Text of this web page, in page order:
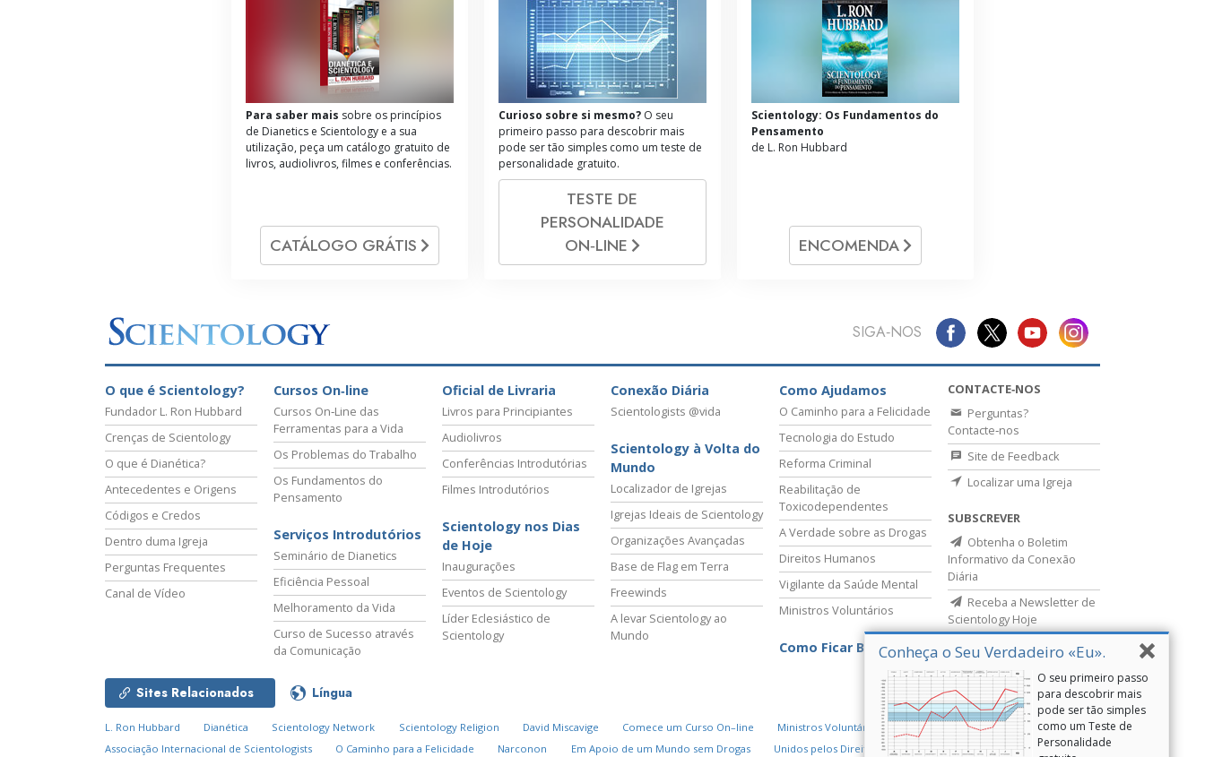
Conheça o Seu Verdadeiro «Eu».
O seu primeiro passo
para descobrir mais
pode ser tão simples
como um Teste de
Personalidade
Para saber mais sobre os princípios
de Dianetics e Scientology e a sua
utilização, peça um catálogo gratuito de
livros, audiolivros, filmes e conferências.
CATÁLOGO GRÁTIS
Curioso sobre si mesmo?O seu
primeiro passo para descobrir mais
pode ser tão simples como um teste de
personalidade gratuito.
TESTE DE
PERSONALIDADE
ON‑LINE
Scientology: Os Fundamentos do
Pensamento
de L. Ron Hubbard
ENCOMENDA
SIGA‑NOS
O que é Scientology?
Fundador L. Ron Hubbard
Crenças de Scientology
O que é Dianética?
Antecedentes e Origens
Códigos e Credos
Dentro duma Igreja
Perguntas Frequentes
Canal de Vídeo
Cursos On‑line
Cursos On‑Line das
Ferramentas para a Vida
Os Problemas do Trabalho
Os Fundamentos do
Pensamento
Serviços Introdutórios
Seminário de Dianetics
Eficiência Pessoal
Melhoramento da Vida
Curso de Sucesso através
da Comunicação
Oficial de Livraria
Livros para Principiantes
Audiolivros
Conferências Introdutórias
Filmes Introdutórios
Scientology nos Dias
de Hoje
Inaugurações
Eventos de Scientology
Líder Eclesiástico de
Scientology
Conexão Diária
Scientologists @vida
Scientology à Volta do
Mundo
Localizador de Igrejas
Igrejas Ideais de Scientology
Organizações Avançadas
Base de Flag em Terra
Freewinds
A levar Scientology ao
Mundo
Como Ajudamos
O Caminho para a Felicidade
Tecnologia do Estudo
Reforma Criminal
Reabilitação de
Toxicodependentes
A Verdade sobre as Drogas
Direitos Humanos
Vigilante da Saúde Mental
Ministros Voluntários
Como Ficar Bem
CONTACTE‑NOS
Perguntas?
Contacte‑nos
Site de Feedback
Localizar uma Igreja
SUBSCREVER
Obtenha o Boletim
Informativo da Conexão
Diária
Receba a Newsletter de
Scientology Hoje
Sites Relacionados Língua
L. Ron Hubbard Dianética Scientology Network Scientology Religion David Miscavige Comece um Curso On–line
Ministros Voluntários de Scientology
Associação Internacional de Scientologists
O Caminho para a Felicidade Narconon Em Apoio de um Mundo sem Drogas Unidos pelos Direitos Humanos Youth for Human Rights